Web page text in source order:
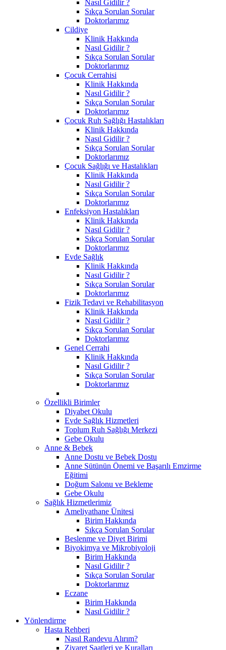
Nasıl Gidilir ?
Sıkça Sorulan Sorular
Doktorlarımız
Cildiye
Klinik Hakkında
Nasıl Gidilir ?
Sıkça Sorulan Sorular
Doktorlarımız
Çocuk Cerrahisi
Klinik Hakkında
Nasıl Gidilir ?
Sıkça Sorulan Sorular
Doktorlarımız
Çocuk Ruh Sağlığı Hastalıkları
Klinik Hakkında
Nasıl Gidilir ?
Sıkça Sorulan Sorular
Doktorlarımız
Çocuk Sağlığı ve Hastalıkları
Klinik Hakkında
Nasıl Gidilir ?
Sıkça Sorulan Sorular
Doktorlarımız
Enfeksiyon Hastalıkları
Klinik Hakkında
Nasıl Gidilir ?
Sıkça Sorulan Sorular
Doktorlarımız
Evde Sağlık
Klinik Hakkında
Nasıl Gidilir ?
Sıkça Sorulan Sorular
Doktorlarımız
Fizik Tedavi ve Rehabilitasyon
Klinik Hakkında
Nasıl Gidilir ?
Sıkça Sorulan Sorular
Doktorlarımız
Genel Cerrahi
Klinik Hakkında
Nasıl Gidilir ?
Sıkça Sorulan Sorular
Doktorlarımız
Özellikli Birimler
Diyabet Okulu
Evde Sağlık Hizmetleri
Toplum Ruh Sağlığı Merkezi
Gebe Okulu
Anne & Bebek
Anne Dostu ve Bebek Dostu
Anne Sütünün Önemi ve Başarılı Emzirme
Eğitimi
Doğum Salonu ve Bekleme
Gebe Okulu
Sağlık Hizmetlerimiz
Ameliyathane Ünitesi
Birim Hakkında
Sıkça Sorulan Sorular
Beslenme ve Diyet Birimi
Biyokimya ve Mikrobiyoloji
Birim Hakkında
Nasıl Gidilir ?
Sıkça Sorulan Sorular
Doktorlarımız
Eczane
Birim Hakkında
Nasıl Gidilir ?
Yönlendirme
Hasta Rehberi
Nasıl Randevu Alırım?
Ziyaret Saatleri ve Kuralları